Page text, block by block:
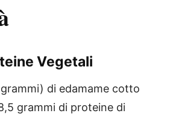
Vegetali
di edamame cotto
grammi di proteine di